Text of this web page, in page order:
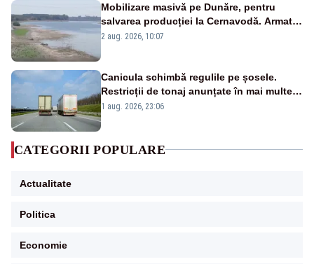
Mobilizare masivă pe Dunăre, pentru
salvarea producției la Cernavodă. Armata
va detona o stâncă și va devia apa
2 aug. 2026, 10:07
Canicula schimbă regulile pe șosele.
Restricții de tonaj anunțate în mai multe
județe
1 aug. 2026, 23:06
CATEGORII POPULARE
Actualitate
Politica
Economie